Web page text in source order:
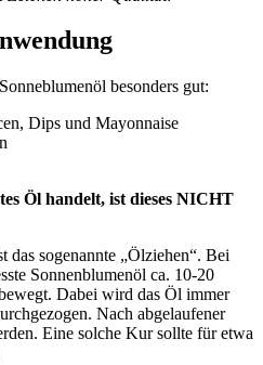
besonders gut:
Dips und Mayonnaise
Öl handelt, ist dieses NICHT
das sogenannte „Ölziehen“. Bei
Sonnenblumenöl ca. 10-20
Dabei wird das Öl immer
Nach abgelaufener
Eine solche Kur sollte für etwa